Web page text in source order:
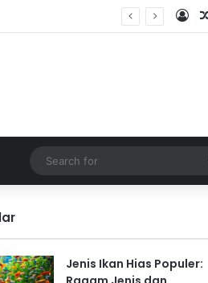
Jenis Ikan Hias Populer: